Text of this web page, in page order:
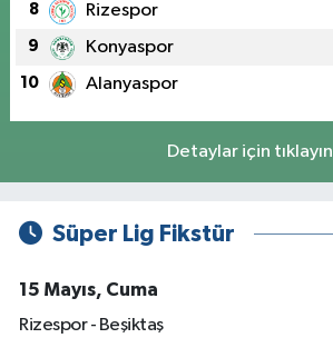
8 Rizespor
9 Konyaspor
10 Alanyaspor
Detaylar için tıklayın
Süper Lig Fikstür
15 Mayıs, Cuma
Rizespor - Beşiktaş